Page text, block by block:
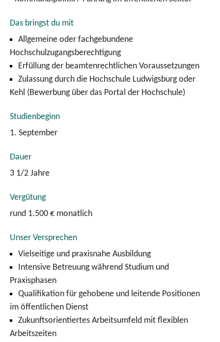
Das bringst du mit
Allgemeine oder fachgebundene
Hochschulzugangsberechtigung
Erfüllung der beamtenrechtlichen Voraussetzungen
Zulassung durch die Hochschule Ludwigsburg oder
Kehl (Bewerbung über das Portal der Hochschule)
Studienbeginn
1. September
Dauer
3 1/2 Jahre
Vergütung
rund 1.500 € monatlich
Unser Versprechen
Vielseitige und praxisnahe Ausbildung
Intensive Betreuung während Studium und
Praxisphasen
Qualifikation für gehobene und leitende Positionen
im öffentlichen Dienst
Zukunftsorientiertes Arbeitsumfeld mit flexiblen
Arbeitszeiten